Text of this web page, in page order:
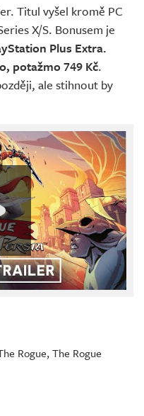
Titul vyšel kromě PC
X/S. Bonusem je
Plus Extra.
potažmo 749 Kč.
ale stihnout by
Rogue,The Rogue